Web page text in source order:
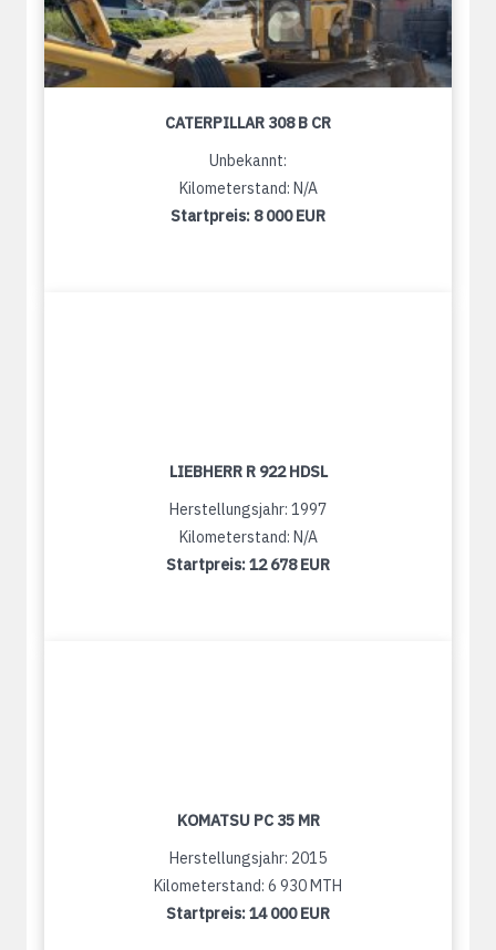
CATERPILLAR 308 B CR
Unbekannt:
Kilometerstand: N/A
Startpreis: 8 000 EUR
LIEBHERR R 922 HDSL
Herstellungsjahr: 1997
Kilometerstand: N/A
Startpreis:12 678 EUR
KOMATSU PC 35 MR
Herstellungsjahr: 2015
Kilometerstand: 6 930 MTH
Startpreis:14 000 EUR